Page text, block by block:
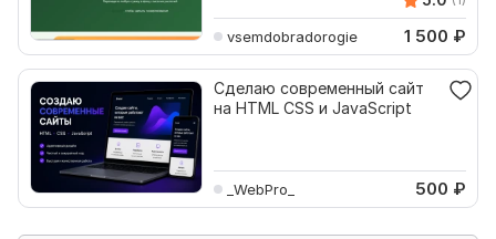
vsemdobradorogie 1 500 ₽
Сделаю современный сайт
на HTML CSS и JavaScript
_WebPro_ 500 ₽